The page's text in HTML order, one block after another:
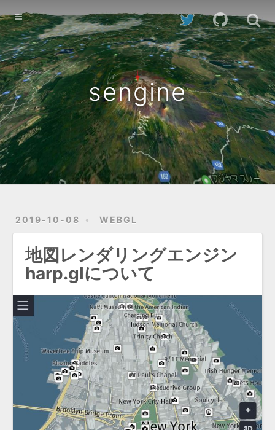
sengine
2019-10-08 WEBGL
地図レンダリングエンジン
harp.glについて
Home
Archives